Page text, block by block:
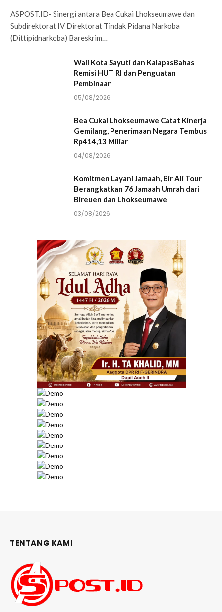
ASPOST.ID- Sinergi antara Bea Cukai Lhokseumawe dan
Subdirektorat IV Direktorat Tindak Pidana Narkoba
(Dittipidnarkoba) Bareskrim…
Wali Kota Sayuti dan KalapasBahas
Remisi HUT RI dan Penguatan
Pembinaan
05/08/2026
Bea Cukai Lhokseumawe Catat Kinerja
Gemilang, Penerimaan Negara Tembus
Rp414,13 Miliar
04/08/2026
Komitmen Layani Jamaah, Bir Ali Tour
Berangkatkan 76 Jamaah Umrah dari
Bireuen dan Lhokseumawe
03/08/2026
TENTANG KAMI